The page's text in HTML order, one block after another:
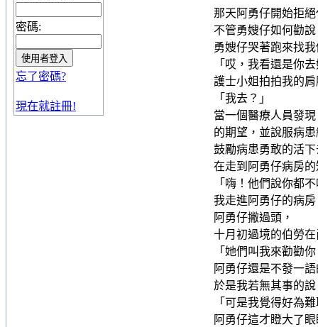
密碼:
忘了密碼?
現在就註冊!
那天阿勇仔開始拒
不管勇嫂仔如何勸
勇嫂仔哭著跑來找
「哎，我看還是你
護士小姐拍拍我的
「我去？」
當一個醫療人員發
的期望，並說服病
鼓勵病患勇敢的活
在走到阿勇仔病房
「嗨！他們說你都
我走進阿勇仔的病
阿勇仔撇過頭，
十月初過境的伯勞
「她們叫我來勸勸
阿勇仔還是不發一
於是我若無其事的說
「可是我覺得好為
阿勇仔這才瞪大了